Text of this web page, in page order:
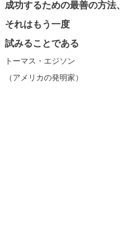
成功するための最善の方法、
それはもう一度
試みることである
トーマス・エジソン
（アメリカの発明家）